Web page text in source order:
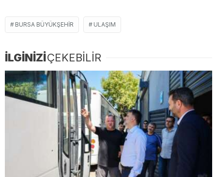
BURSA BÜYÜKŞEHIR ULAŞIM
İLGİNİZİÇEKEBİLİR